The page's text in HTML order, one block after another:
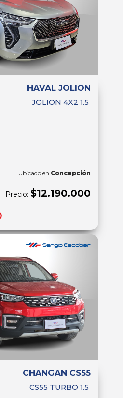
HAVAL JOLION
JOLION 4X2 1.5
Ubicado en Concepción
Precio: $12.190.000
CHANGAN CS55
CS55 TURBO 1.5